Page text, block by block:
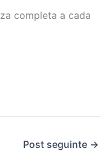
completa a cada
Post seguinte →